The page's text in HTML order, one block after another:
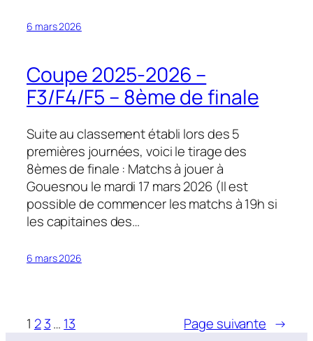
6 mars 2026
Coupe 2025-2026 –
F3/F4/F5 – 8ème de finale
Suite au classement établi lors des 5
premières journées, voici le tirage des
8èmes de finale : Matchs à jouer à
Gouesnou le mardi 17 mars 2026 (Il est
possible de commencer les matchs à 19h si
les capitaines des…
6 mars 2026
1 2 3… 13 Page suivante →